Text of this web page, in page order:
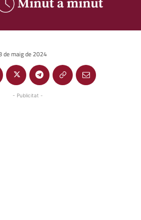
de maig de 2024
- Publicitat -